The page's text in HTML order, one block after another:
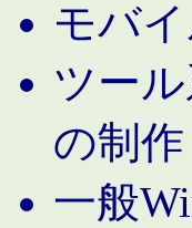
モバ
ツー
の制作
一般